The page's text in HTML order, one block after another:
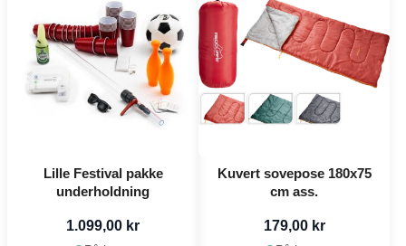
Lille Festival pakke
underholdning
1.099,00 kr
Kuvert sovepose 180x75
cm ass.
179,00 kr